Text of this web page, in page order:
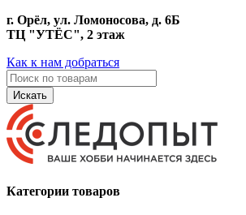
г. Орёл, ул. Ломоносова, д. 6Б
ТЦ "УТЁС", 2 этаж
Как к нам добраться
Искать
Категории товаров